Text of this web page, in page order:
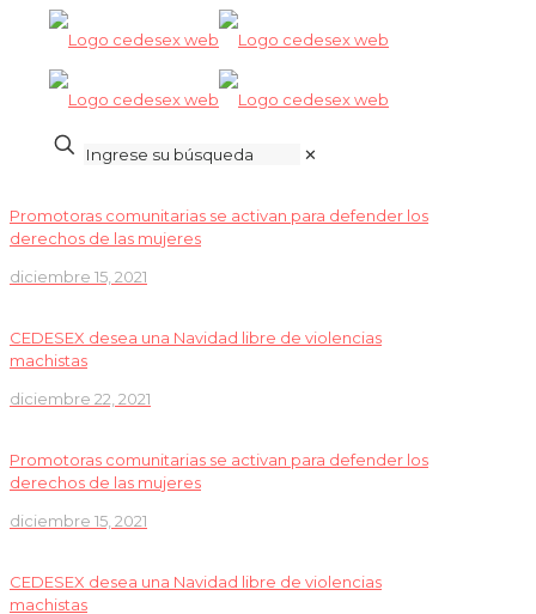
✕
Promotoras comunitarias se activan para defender los
derechos de las mujeres
diciembre 15, 2021
CEDESEX desea una Navidad libre de violencias
machistas
diciembre 22, 2021
Promotoras comunitarias se activan para defender los
derechos de las mujeres
diciembre 15, 2021
CEDESEX desea una Navidad libre de violencias
machistas